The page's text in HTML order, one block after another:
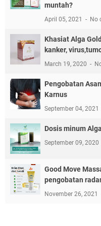
muntah?
April 05, 2021 No
Khasiat Alga
kanker,
March 19, 2020
Pengobatan
Karnus
September 04, 2021
Dosis minum
September 09, 2020
Good Move
pengobatan
November 26, 2021